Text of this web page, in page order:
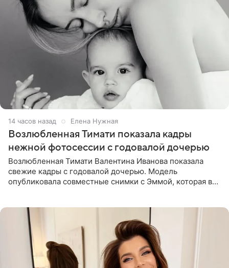
14 часов назад Елена Нужная
Возлюбленная Тимати показала кадры
нежной фотосессии с годовалой дочерью
Возлюбленная Тимати Валентина Иванова показала
свежие кадры с годовалой дочерью. Модель
опубликовала совместные снимки с Эммой, которая в